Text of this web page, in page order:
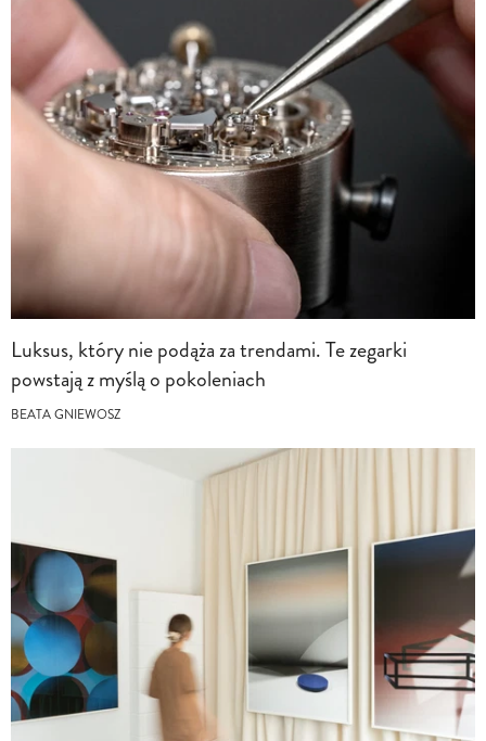
Luksus, który nie podąża za trendami. Te zegarki
powstają z myślą o pokoleniach
BEATA GNIEWOSZ